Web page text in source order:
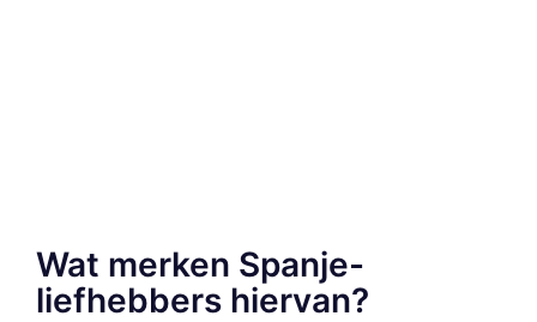
Wat merken Spanje-
liefhebbers hiervan?